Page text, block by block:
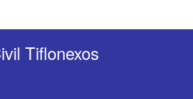
Tiflonexos